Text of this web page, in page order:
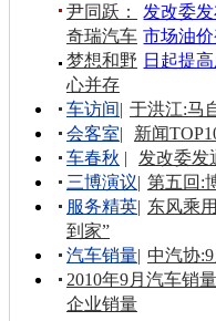
发改委
市场油
日起提
尹同跃：
奇瑞汽车
梦想和野
心并存
车访间| 于洪江:马
会客室|
新闻
车春秋 |
发改委发
三博演议| 第五回:
服务精英| 东风乘
到家”
汽车销量| 中汽协
2010年9月汽车销量
企业销量